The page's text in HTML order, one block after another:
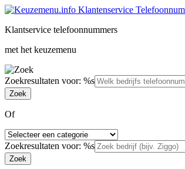
Klantservice telefoonnummers
met het keuzemenu
Zoekresultaten voor: %s
Of
Zoekresultaten voor: %s